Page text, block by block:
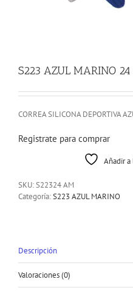
S223 AZUL MARINO
CORREA SILICONA DEPORTIVA
Registrate para comprar
Añadir a
SKU:S22324 AM
Categoría:S223 AZUL MARINO
Descripción
Valoraciones (0)